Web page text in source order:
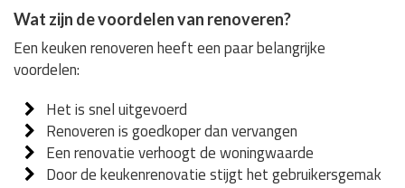
Wat zijn de voordelen van renoveren?
Een keuken renoveren heeft een paar belangrijke
voordelen:
Het is snel uitgevoerd
Renoveren is goedkoper dan vervangen
Een renovatie verhoogt de woningwaarde
Door de keukenrenovatie stijgt het gebruikersgemak